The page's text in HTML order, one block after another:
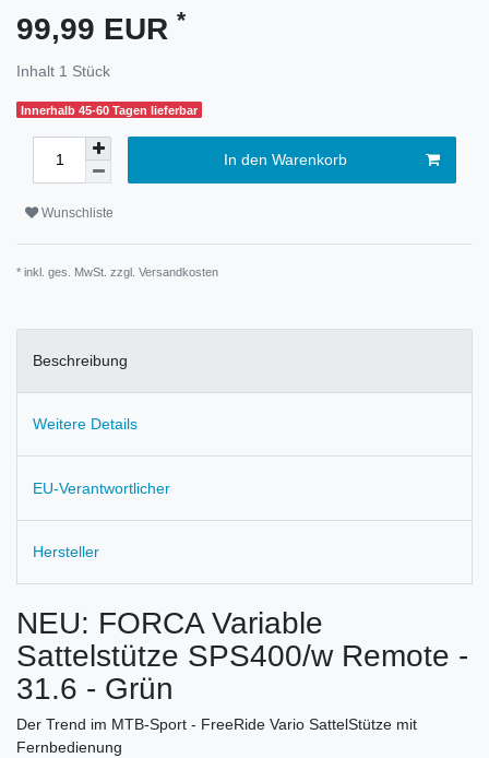
99,99 EUR *
Inhalt 1 Stück
Innerhalb 45-60 Tagen lieferbar
In den Warenkorb
Wunschliste
* inkl. ges. MwSt. zzgl. Versandkosten
Beschreibung
Weitere Details
EU-Verantwortlicher
Hersteller
NEU: FORCA Variable
Sattelstütze SPS400/w Remote -
31.6 - Grün
Der Trend im MTB-Sport - FreeRide Vario SattelStütze mit
Fernbedienung